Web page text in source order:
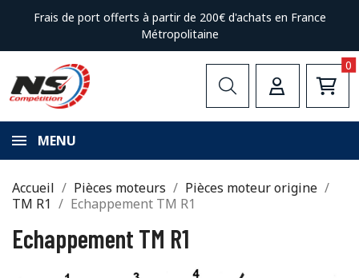
Frais de port offerts à partir de 200€ d'achats en France
Métropolitaine
0
MENU
Accueil Pièces moteurs
Pièces moteur origine
TM R1
Echappement TM R1
Echappement TM R1